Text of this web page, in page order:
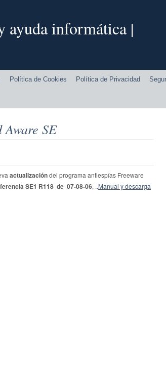
ayuda informática |
Política de Cookies Política de Privacidad
SE
actualizacióndel programa antiespías Freeware
SE1 R118 de 07-08-06, ..Manual y descarga